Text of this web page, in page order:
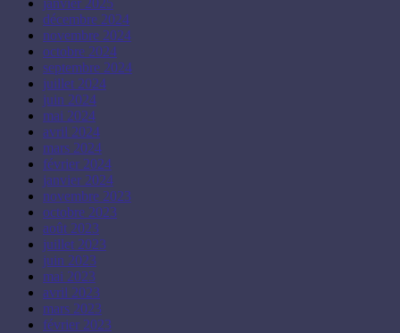
décembre 2024
novembre 2024
octobre 2024
septembre 2024
juillet 2024
juin 2024
mai 2024
avril 2024
mars 2024
février 2024
janvier 2024
novembre 2023
octobre 2023
août 2023
juillet 2023
juin 2023
mai 2023
avril 2023
mars 2023
février 2023